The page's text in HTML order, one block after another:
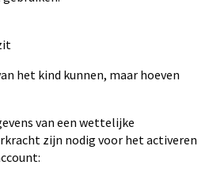
het kind kunnen, maar hoeven
van een wettelijke
zijn nodig voor het activeren